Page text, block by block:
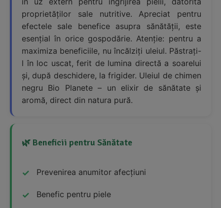
proprietăților sale nutritive. Apreciat pentru
efectele sale benefice asupra sănătății, este
esențial în orice gospodărie. Atenție: pentru a
maximiza beneficiile, nu încălziți uleiul. Păstrați-
l în loc uscat, ferit de lumina directă a soarelui
și, după deschidere, la frigider. Uleiul de chimen
negru Bio Planete – un elixir de sănătate și
aromă, direct din natura pură.
🌿 Beneficii pentru Sănătate
Prevenirea anumitor afecțiuni
Benefic pentru piele